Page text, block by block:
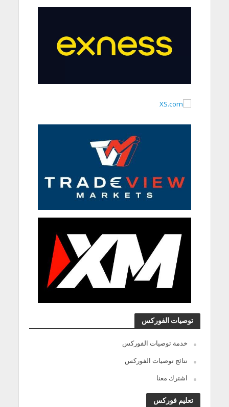
توصيات الفوركس
خدمة توصيات الفوركس
نتائج توصيات الفوركس
اشترك معنا
تعليم فوركس